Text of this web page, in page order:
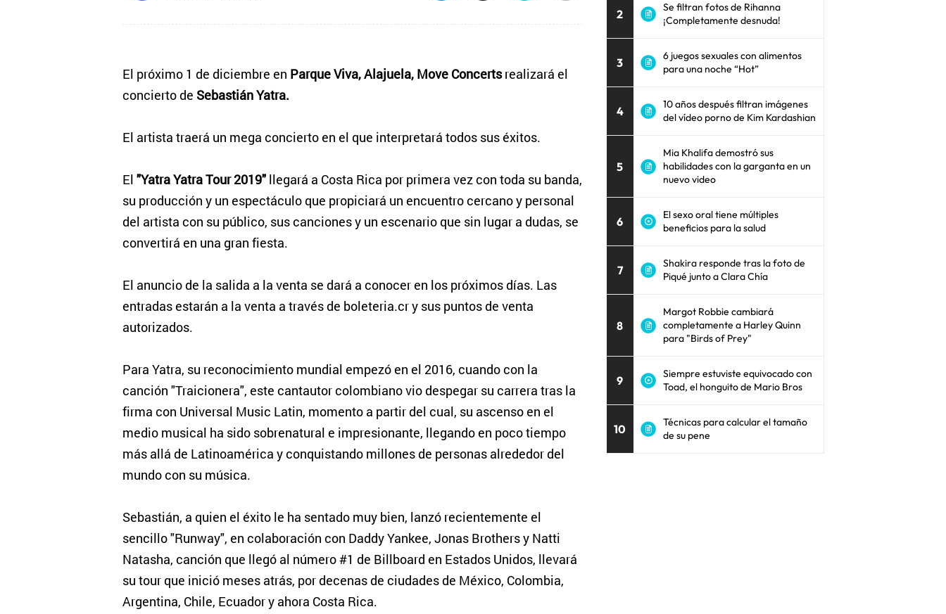
El próximo 1 de diciembre en Parque Viva, Alajuela, Move Concertsrealizará el
concierto de Sebastián Yatra.
El artista traerá un mega concierto en el que interpretará todos sus éxitos.
El "Yatra Yatra Tour 2019"llegará a Costa Rica por primera vez con toda su banda,
su producción y un espectáculo que propiciará un encuentro cercano y personal
del artista con su público, sus canciones y un escenario que sin lugar a dudas, se
convertirá en una gran fiesta.
El anuncio de la salida a la venta se dará a conocer en los próximos días. Las
entradas estarán a la venta a través de boleteria.cr y sus puntos de venta
autorizados.
Para Yatra, su reconocimiento mundial empezó en el 2016, cuando con la
canción "Traicionera", este cantautor colombiano vio despegar su carrera tras la
firma con Universal Music Latin, momento a partir del cual, su ascenso en el
medio musical ha sido sobrenatural e impresionante, llegando en poco tiempo
más allá de Latinoamérica y conquistando millones de personas alrededor del
mundo con su música.
Sebastián, a quien el éxito le ha sentado muy bien, lanzó recientemente el
sencillo "Runway", en colaboración con Daddy Yankee, Jonas Brothers y Natti
Natasha, canción que llegó al número #1 de Billboard en Estados Unidos, llevará
su tour que inició meses atrás, por decenas de ciudades de México, Colombia,
Argentina, Chile, Ecuador y ahora Costa Rica.
2
Se filtran fotos de Rihanna
¡Completamente desnuda!
3
6 juegos sexuales con alimentos
para una noche “Hot”
4
10 años después filtran imágenes
del vídeo porno de Kim Kardashian
5
Mia Khalifa demostró sus
habilidades con la garganta en un
nuevo video
6
El sexo oral tiene múltiples
beneficios para la salud
7
Shakira responde tras la foto de
Piqué junto a Clara Chía
8
Margot Robbie cambiará
completamente a Harley Quinn
para "Birds of Prey"
9
Siempre estuviste equivocado con
Toad, el honguito de Mario Bros
10
Técnicas para calcular el tamaño
de su pene